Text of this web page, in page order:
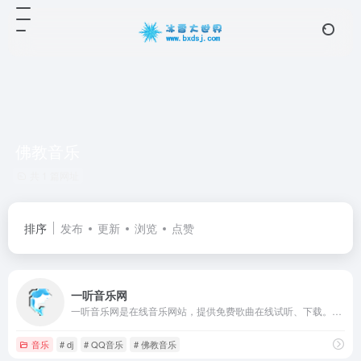
排序 发布 更新 浏览 点赞
一听音乐网
音乐 # dj # QQ音乐 # 佛教音乐